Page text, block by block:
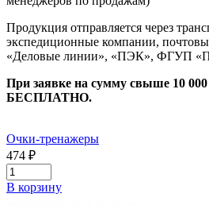
Продукция отправляется через
экспедиционные компании,
«Деловые линии», «ПЭК», ФГУП
При заявке на сумму свыше 10 000
БЕСПЛАТНО.
Очки-тренажеры
474 ₽
В корзину